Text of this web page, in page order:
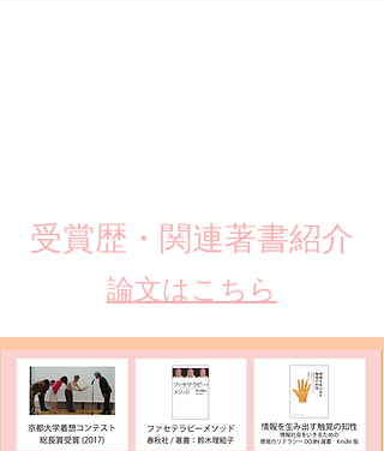
​受賞歴・関連著書紹介
​論文はこちら